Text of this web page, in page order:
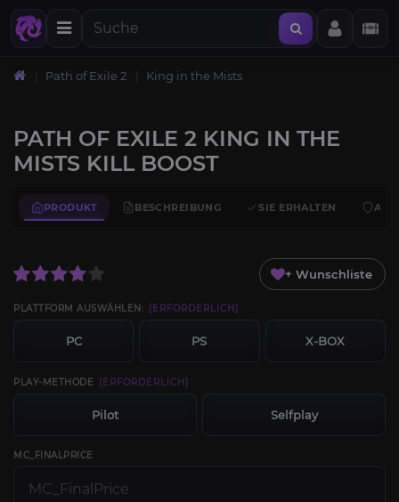
Path of Exile 2 King in the Mists
PATH OF EXILE 2 KING IN THE
MISTS KILL BOOST
PRODUKT BESCHREIBUNG SIE ERHALTEN
+ Wunschliste
PLATTFORM AUSWÄHLEN: [ERFORDERLICH]
PC PS X-BOX
PLAY-METHODE [ERFORDERLICH]
Pilot Selfplay
MC_FINALPRICE